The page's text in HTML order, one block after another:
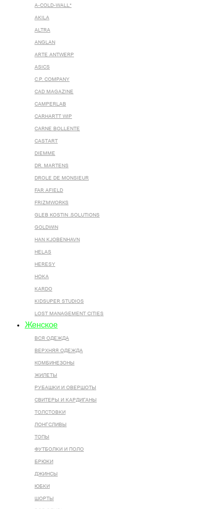
A-COLD-WALL*
AKILA
ALTRA
ANGLAN
ARTE ANTWERP
ASICS
C.P. COMPANY
CAD MAGAZINE
CAMPERLAB
CARHARTT WIP
CARNE BOLLENTE
CASTART
DIEMME
DR. MARTENS
DROLE DE MONSIEUR
FAR AFIELD
FRIZMWORKS
GLEB KOSTIN .SOLUTIONS
GOLDWIN
HAN KJOBENHAVN
HELAS
HERESY
HOKA
KARDO
KIDSUPER STUDIOS
LOST MANAGEMENT CITIES
Женское
ВСЯ ОДЕЖДА
ВЕРХНЯЯ ОДЕЖДА
КОМБИНЕЗОНЫ
ЖИЛЕТЫ
РУБАШКИ И ОВЕРШОТЫ
СВИТЕРЫ И КАРДИГАНЫ
ТОЛСТОВКИ
ЛОНГСЛИВЫ
ТОПЫ
ФУТБОЛКИ И ПОЛО
БРЮКИ
ДЖИНСЫ
ЮБКИ
ШОРТЫ